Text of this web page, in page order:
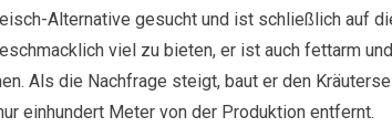
Alternative gesucht und ist schließlich auf
viel zu bieten, er ist auch fettarm
Als die Nachfrage steigt, baut er den
einhundert Meter von der Produktion entfernt.